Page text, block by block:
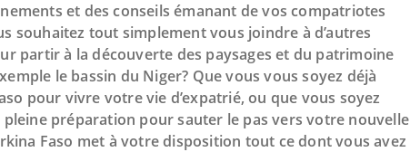
et des conseils émanant de vos compatriotes
souhaitez tout simplement vous joindre à d’autres
partir à la découverte des paysages et du patrimoine
le bassin du Niger? Que vous vous soyez déjà
pour vivre votre vie d’expatrié, ou que vous soyez
pleine préparation pour sauter le pas vers votre nouvelle
Faso met à votre disposition tout ce dont vous avez